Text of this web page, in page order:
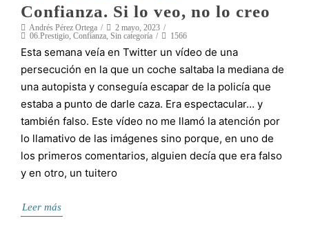
Confianza. Si lo veo, no lo creo
Andrés Pérez Ortega
2 mayo, 2023
06.Prestigio, Confianza, Sin categoría 1566
Esta semana veía en Twitter un vídeo de una
persecución en la que un coche saltaba la mediana de
una autopista y conseguía escapar de la policía que
estaba a punto de darle caza. Era espectacular… y
también falso. Este vídeo no me llamó la atención por
lo llamativo de las imágenes sino porque, en uno de
los primeros comentarios, alguien decía que era falso
y en otro, un tuitero
Leer más